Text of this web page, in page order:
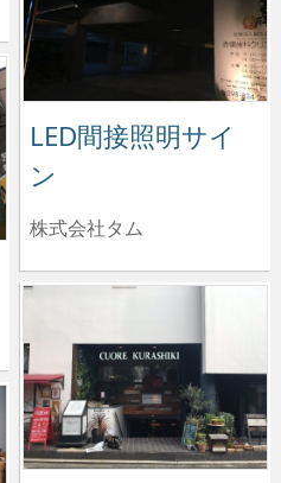
LED間接照明サイ
ン
株式会社タム